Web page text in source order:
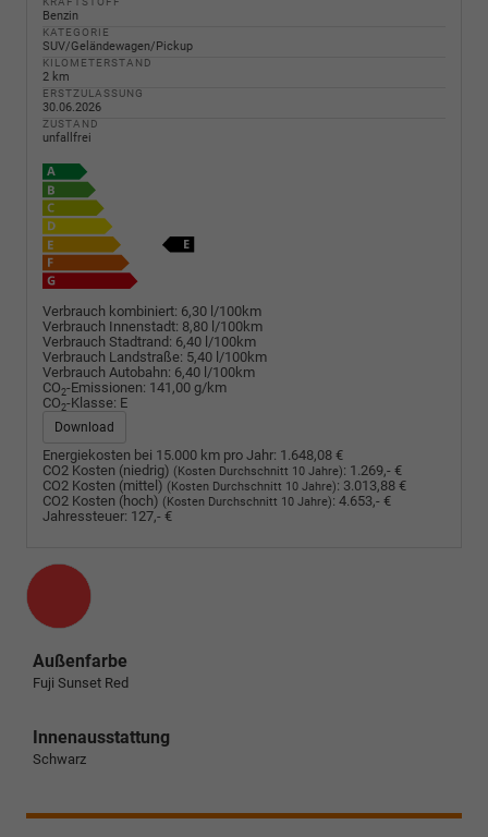
Benzin
KATEGORIE
SUV/Geländewagen/Pickup
KILOMETERSTAND
2 km
ERSTZULASSUNG
30.06.2026
ZUSTAND
unfallfrei
Verbrauch kombiniert: 6,30 l/100km
Verbrauch Innenstadt: 8,80 l/100km
Verbrauch Stadtrand: 6,40 l/100km
Verbrauch Landstraße: 5,40 l/100km
Verbrauch Autobahn: 6,40 l/100km
CO2-Emissionen: 141,00 g/km
CO2-Klasse: E
Download
Energiekosten bei 15.000 km pro Jahr: 1.648,08 €
CO2 Kosten (niedrig) (Kosten Durchschnitt 10 Jahre): 1.269,- €
CO2 Kosten (mittel) (Kosten Durchschnitt 10 Jahre): 3.013,88 €
CO2 Kosten (hoch) (Kosten Durchschnitt 10 Jahre): 4.653,- €
Jahressteuer: 127,- €
Außenfarbe
Fuji Sunset Red
Innenausstattung
Schwarz